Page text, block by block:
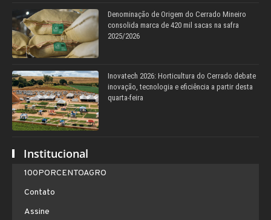
Denominação de Origem do Cerrado Mineiro
consolida marca de 420 mil sacas na safra
2025/2026
Inovatech 2026: Horticultura do Cerrado debate
inovação, tecnologia e eficiência a partir desta
quarta-feira
Institucional
100PORCENTOAGRO
Contato
Assine